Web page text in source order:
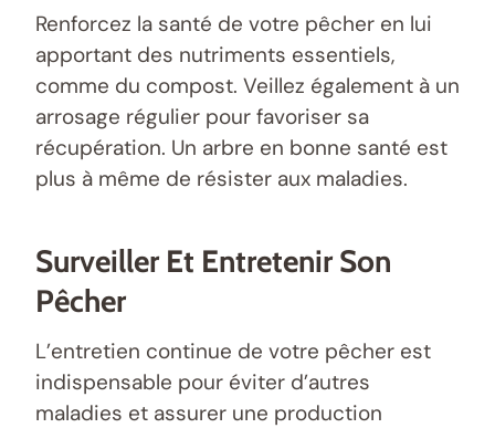
Renforcez la santé de votre pêcher en lui
apportant des nutriments essentiels,
comme du compost. Veillez également à un
arrosage régulier pour favoriser sa
récupération. Un arbre en bonne santé est
plus à même de résister aux maladies.
Surveiller Et Entretenir Son
Pêcher
L’entretien continue de votre pêcher est
indispensable pour éviter d’autres
maladies et assurer une production